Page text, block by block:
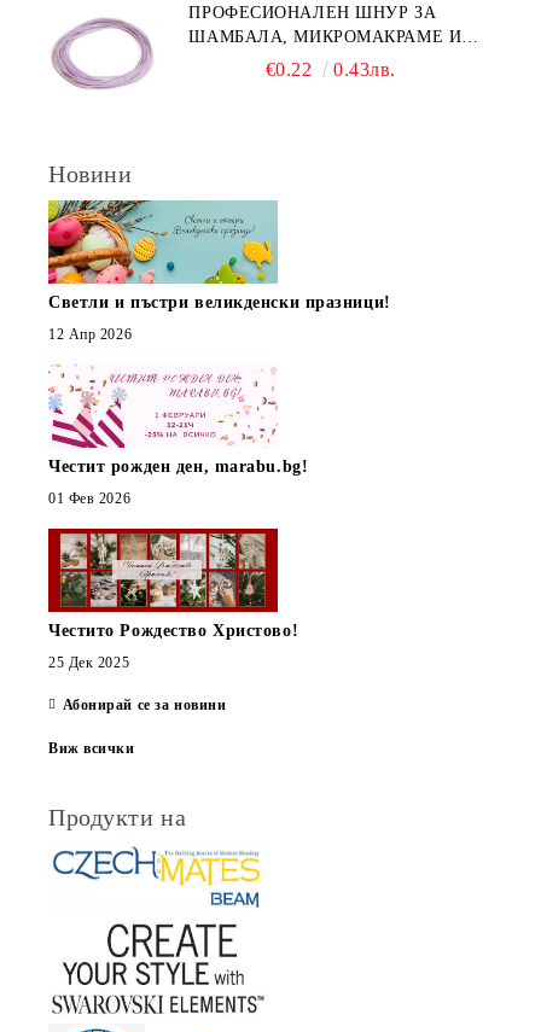
ПРОФЕСИОНАЛЕН ШНУР ЗА
ШАМБАЛА, МИКРОМАКРАМЕ И
ВЪЗЛИ,GRIFFIN, ЦВЯТ ЛЮЛЯК1ММ
€0.22 0.43лв.
Новини
Светли и пъстри великденски празници!
12 Апр 2026
Честит рожден ден, marabu.bg!
01 Фев 2026
Честито Рождество Христово!
25 Дек 2025
Абонирай се за новини
Виж всички
Продукти на